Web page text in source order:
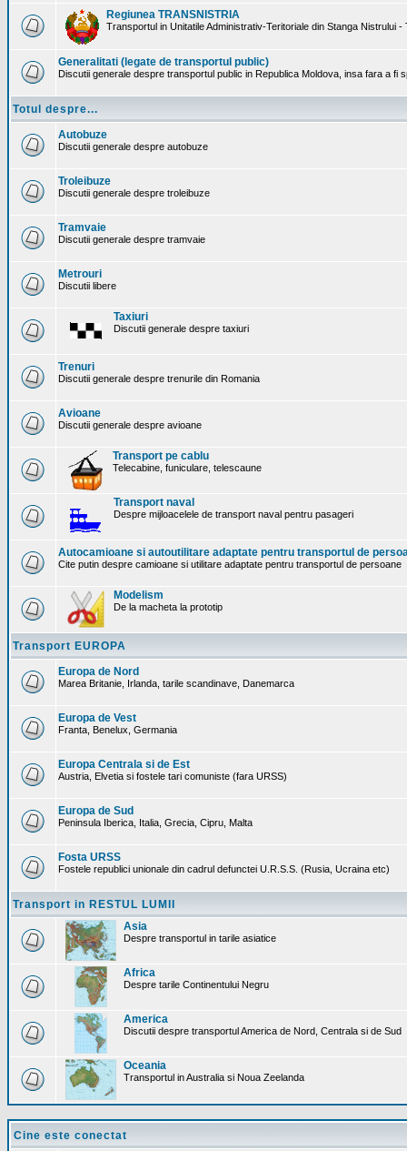
Regiunea TRANSNISTRIA
Transportul in Unitatile Administrativ-Teritoriale din Stanga Nistrului -
Generalitati (legate de transportul public)
Discutii generale despre transportul public in Republica Moldova, insa fara a fi
Totul despre...
Autobuze
Discutii generale despre autobuze
Troleibuze
Discutii generale despre troleibuze
Tramvaie
Discutii generale despre tramvaie
Metrouri
Discutii libere
Taxiuri
Discutii generale despre taxiuri
Trenuri
Discutii generale despre trenurile din Romania
Avioane
Discutii generale despre avioane
Transport pe cablu
Telecabine, funiculare, telescaune
Transport naval
Despre mijloacelele de transport naval pentru pasageri
Autocamioane si autoutilitare adaptate pentru transportul de
Cite putin despre camioane si utilitare adaptate pentru transportul de persoane
Modelism
De la macheta la prototip
Transport EUROPA
Europa de Nord
Marea Britanie, Irlanda, tarile scandinave, Danemarca
Europa de Vest
Franta, Benelux, Germania
Europa Centrala si de Est
Austria, Elvetia si fostele tari comuniste (fara URSS)
Europa de Sud
Peninsula Iberica, Italia, Grecia, Cipru, Malta
Fosta URSS
Fostele republici unionale din cadrul defunctei U.R.S.S. (Rusia, Ucraina etc)
Transport in RESTUL LUMII
Asia
Despre transportul in tarile asiatice
Africa
Despre tarile Continentului Negru
America
Discutii despre transportul America de Nord, Centrala si de Sud
Oceania
Transportul in Australia si Noua Zeelanda
Cine este conectat